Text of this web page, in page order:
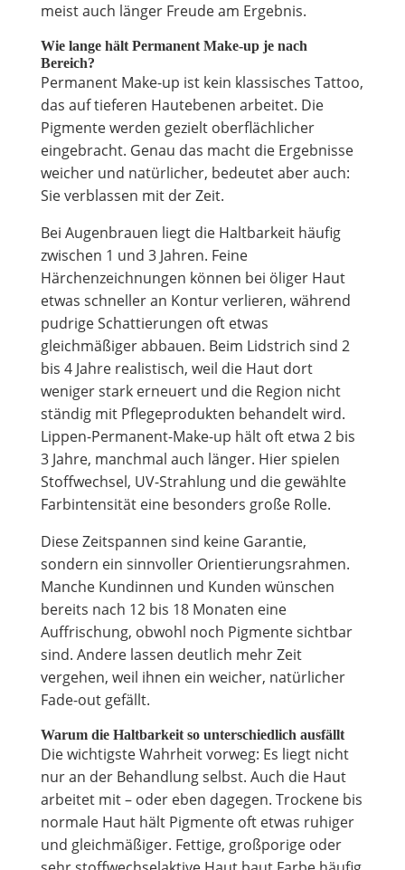
meist auch länger Freude am Ergebnis.
Wie lange hält Permanent Make-up je nach
Bereich?
Permanent Make-up ist kein klassisches Tattoo,
das auf tieferen Hautebenen arbeitet. Die
Pigmente werden gezielt oberflächlicher
eingebracht. Genau das macht die Ergebnisse
weicher und natürlicher, bedeutet aber auch:
Sie verblassen mit der Zeit.
Bei Augenbrauen liegt die Haltbarkeit häufig
zwischen 1 und 3 Jahren. Feine
Härchenzeichnungen können bei öliger Haut
etwas schneller an Kontur verlieren, während
pudrige Schattierungen oft etwas
gleichmäßiger abbauen. Beim Lidstrich sind 2
bis 4 Jahre realistisch, weil die Haut dort
weniger stark erneuert und die Region nicht
ständig mit Pflegeprodukten behandelt wird.
Lippen-Permanent-Make-up hält oft etwa 2 bis
3 Jahre, manchmal auch länger. Hier spielen
Stoffwechsel, UV-Strahlung und die gewählte
Farbintensität eine besonders große Rolle.
Diese Zeitspannen sind keine Garantie,
sondern ein sinnvoller Orientierungsrahmen.
Manche Kundinnen und Kunden wünschen
bereits nach 12 bis 18 Monaten eine
Auffrischung, obwohl noch Pigmente sichtbar
sind. Andere lassen deutlich mehr Zeit
vergehen, weil ihnen ein weicher, natürlicher
Fade-out gefällt.
Warum die Haltbarkeit so unterschiedlich ausfällt
Die wichtigste Wahrheit vorweg: Es liegt nicht
nur an der Behandlung selbst. Auch die Haut
arbeitet mit – oder eben dagegen. Trockene bis
normale Haut hält Pigmente oft etwas ruhiger
und gleichmäßiger. Fettige, großporige oder